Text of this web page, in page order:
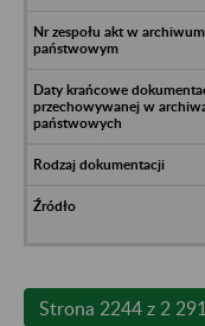
Strona 2244 z 2 291